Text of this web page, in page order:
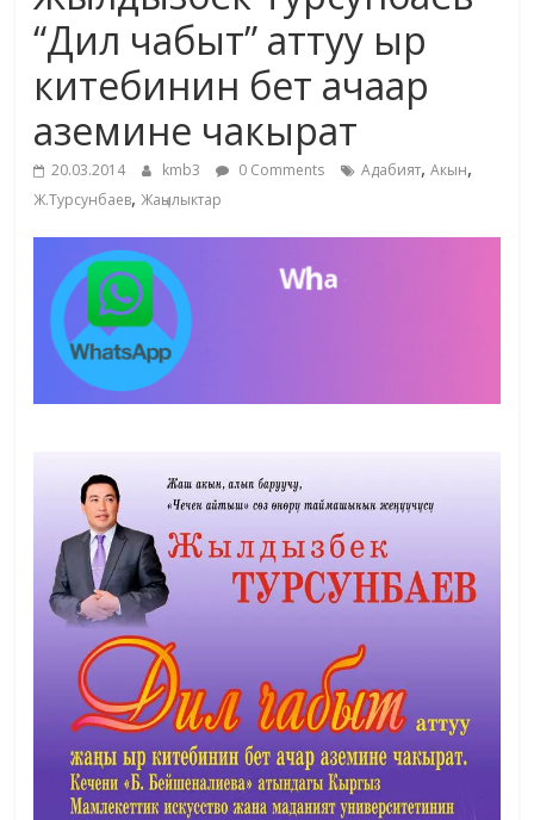
маданияты
жана
адабияты
“Дил чабыт” аттуу ыр
китебинин бет ачаар
аземине чакырат
20.03.2014 kmb3 0 Comments Адабият,Акын,
Ж.Турсунбаев,Жаңылыктар